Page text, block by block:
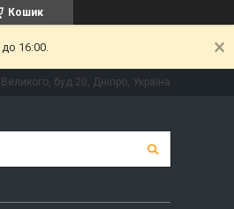
Кошик
16:00.
буд.20, Дніпро, Україна